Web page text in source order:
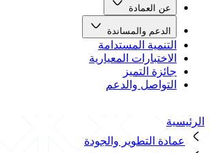
عن العمادة
الدعم والمساندة
التنمية المستدامة
الاختبارات المعيارية
جائزة التميز
التواصل والدعم
الرئيسية
عمادة التطوير والجودة